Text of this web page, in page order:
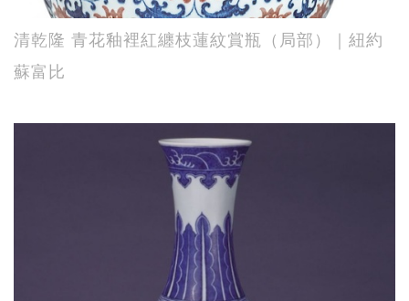
清乾隆 青花釉裡紅纏枝蓮紋賞瓶（局部）｜紐約
蘇富比